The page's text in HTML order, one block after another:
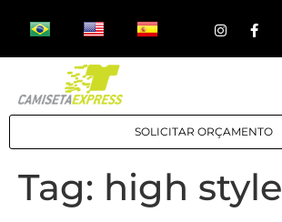
SOLICITAR ORÇAMENTO
Tag: high style